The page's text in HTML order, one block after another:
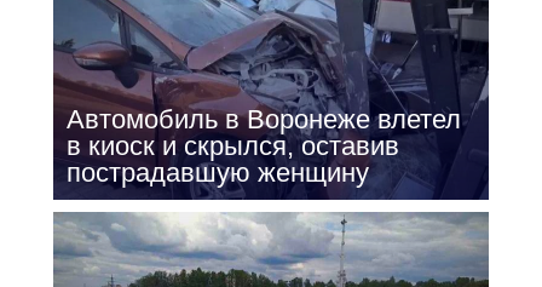
Автомобиль в Воронеже влетел
в киоск и скрылся, оставив
пострадавшую женщину